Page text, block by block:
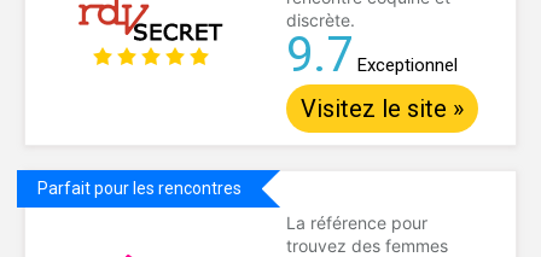
discrète.
9.7 Exceptionnel
Visitez le site »
Parfait pour les rencontres
La référence pour
trouvez des femmes